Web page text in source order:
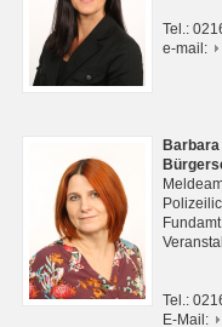
Tel.:
e-mail:
Tel.:
E-Mail: